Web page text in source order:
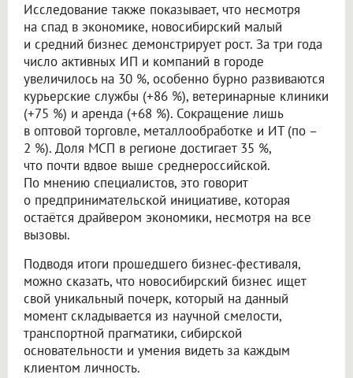
Исследование также показывает, что несмотря
на спад в экономике, новосибирский малый
и средний бизнес демонстрирует рост. За три года
число активных ИП и компаний в городе
увеличилось на 30 %, особенно бурно развиваются
курьерские службы (+86 %), ветеринарные клиники
(+75 %) и аренда (+68 %). Сокращение лишь
в оптовой торговле, металлообработке и ИТ (по –
2 %). Доля МСП в регионе достигает 35 %,
что почти вдвое выше среднероссийской.
По мнению специалистов, это говорит
о предпринимательской инициативе, которая
остаётся драйвером экономики, несмотря на все
вызовы.
Подводя итоги прошедшего бизнес-фестиваля,
можно сказать, что новосибирский бизнес ищет
свой уникальный почерк, который на данный
момент складывается из научной смелости,
транспортной прагматики, сибирской
основательности и умения видеть за каждым
клиентом личность.